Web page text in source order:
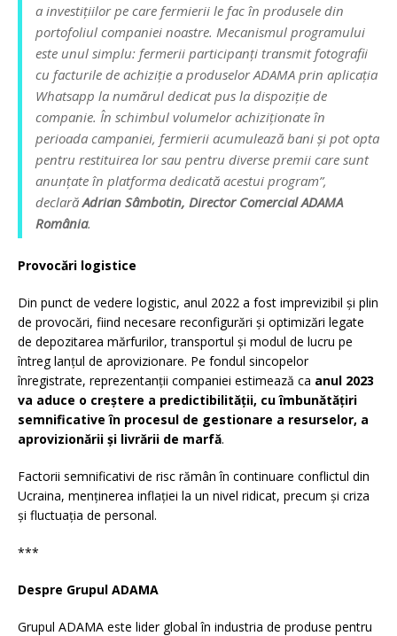
a investițiilor pe care fermierii le fac în produsele din
portofoliul companiei noastre. Mecanismul programului
este unul simplu: fermerii participanți transmit fotografii
cu facturile de achiziție a produselor ADAMA prin aplicația
Whatsapp la numărul dedicat pus la dispoziție de
companie. În schimbul volumelor achiziționate în
perioada campaniei, fermierii acumulează bani și pot opta
pentru restituirea lor sau pentru diverse premii care sunt
anunțate în platforma dedicată acestui program”,
declarăAdrian Sâmbotin, Director Comercial ADAMA
România.
Provocări logistice
Din punct de vedere logistic, anul 2022 a fost imprevizibil și plin
de provocări, fiind necesare reconfigurări și optimizări legate
de depozitarea mărfurilor, transportul și modul de lucru pe
întreg lanțul de aprovizionare. Pe fondul sincopelor
înregistrate, reprezentanții companiei estimează ca anul 2023
va aduce o creștere a predictibilității, cu îmbunătățiri
semnificative în procesul de gestionare a resurselor, a
aprovizionării și livrării de marfă.
Factorii semnificativi de risc rămân în continuare conflictul din
Ucraina, menținerea inflației la un nivel ridicat, precum și criza
și fluctuația de personal.
***
Despre Grupul ADAMA
Grupul ADAMA este lider global în industria de produse pentru